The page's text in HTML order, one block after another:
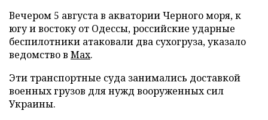
Вечером 5 августа в акватории Черного моря, к
югу и востоку от Одессы, российские ударные
беспилотники атаковали два сухогруза, указало
ведомство в Max.
Эти транспортные суда занимались доставкой
военных грузов для нужд вооруженных сил
Украины.